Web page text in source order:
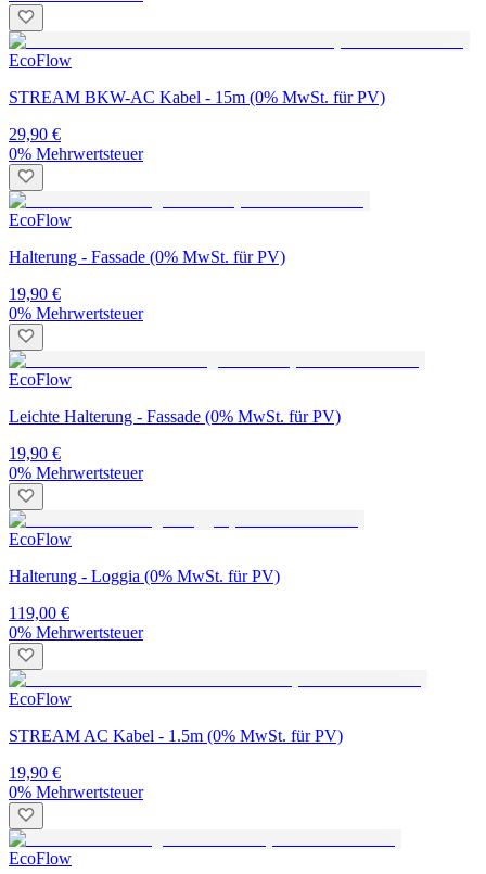
EcoFlow
STREAM BKW-AC Kabel - 15m (0% MwSt. für PV)
29,90 €
0% Mehrwertsteuer
EcoFlow
Halterung - Fassade (0% MwSt. für PV)
19,90 €
0% Mehrwertsteuer
EcoFlow
Leichte Halterung - Fassade (0% MwSt. für PV)
19,90 €
0% Mehrwertsteuer
EcoFlow
Halterung - Loggia (0% MwSt. für PV)
119,00 €
0% Mehrwertsteuer
EcoFlow
STREAM AC Kabel - 1.5m (0% MwSt. für PV)
19,90 €
0% Mehrwertsteuer
EcoFlow